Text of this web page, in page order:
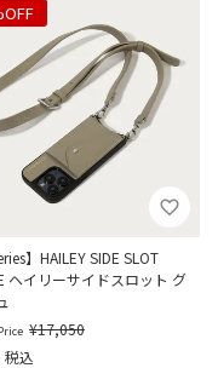
】HAILEY SIDE SLOT
ヘイリーサイドスロット グ
OFF
¥17,050
税込